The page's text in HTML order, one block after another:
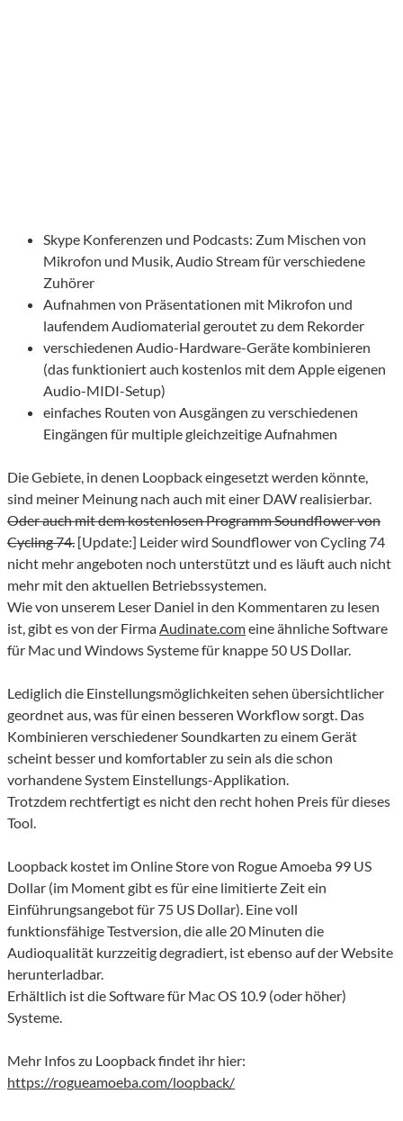
Skype Konferenzen und Podcasts: Zum Mischen von
Mikrofon und Musik, Audio Stream für verschiedene
Zuhörer
Aufnahmen von Präsentationen mit Mikrofon und
laufendem Audiomaterial geroutet zu dem Rekorder
verschiedenen Audio-Hardware-Geräte kombinieren
(das funktioniert auch kostenlos mit dem Apple eigenen
Audio-MIDI-Setup)
einfaches Routen von Ausgängen zu verschiedenen
Eingängen für multiple gleichzeitige Aufnahmen
Die Gebiete, in denen Loopback eingesetzt werden könnte,
sind meiner Meinung nach auch mit einer DAW realisierbar.
Oder auch mit dem kostenlosen Programm Soundflower von
Cycling 74. [Update:] Leider wird Soundflower von Cycling 74
nicht mehr angeboten noch unterstützt und es läuft auch nicht
mehr mit den aktuellen Betriebssystemen.
Wie von unserem Leser Daniel in den Kommentaren zu lesen
ist, gibt es von der FirmaAudinate.comeine ähnliche Software
für Mac und Windows Systeme für knappe 50 US Dollar.
Lediglich die Einstellungsmöglichkeiten sehen übersichtlicher
geordnet aus, was für einen besseren Workflow sorgt. Das
Kombinieren verschiedener Soundkarten zu einem Gerät
scheint besser und komfortabler zu sein als die schon
vorhandene System Einstellungs-Applikation.
Trotzdem rechtfertigt es nicht den recht hohen Preis für dieses
Tool.
Loopback kostet im Online Store von Rogue Amoeba 99 US
Dollar (im Moment gibt es für eine limitierte Zeit ein
Einführungsangebot für 75 US Dollar). Eine voll
funktionsfähige Testversion, die alle 20 Minuten die
Audioqualität kurzzeitig degradiert, ist ebenso auf der Website
herunterladbar.
Erhältlich ist die Software für Mac OS 10.9 (oder höher)
Systeme.
Mehr Infos zu Loopback findet ihr hier:
https://rogueamoeba.com/loopback/